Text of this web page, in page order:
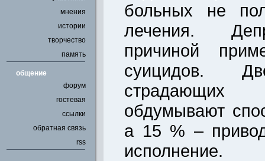
мнения
истории
творчество
память
общение
форум
гостевая
ссылки
обратная связь
rss
больных не
лечения.
причиной
суицидов.
обдумывают
а 15 % –
исполнение.